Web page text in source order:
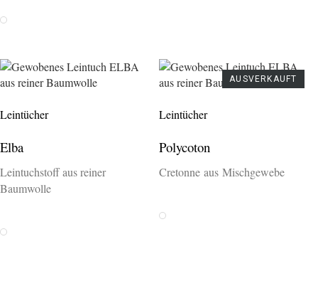
Weiss
Leintücher
Elba
Leintuchstoff aus reiner
Baumwolle
Weiss
Leintücher
Polycoton
Cretonne aus Mischgewebe
AUSVERKAUFT
Weiss